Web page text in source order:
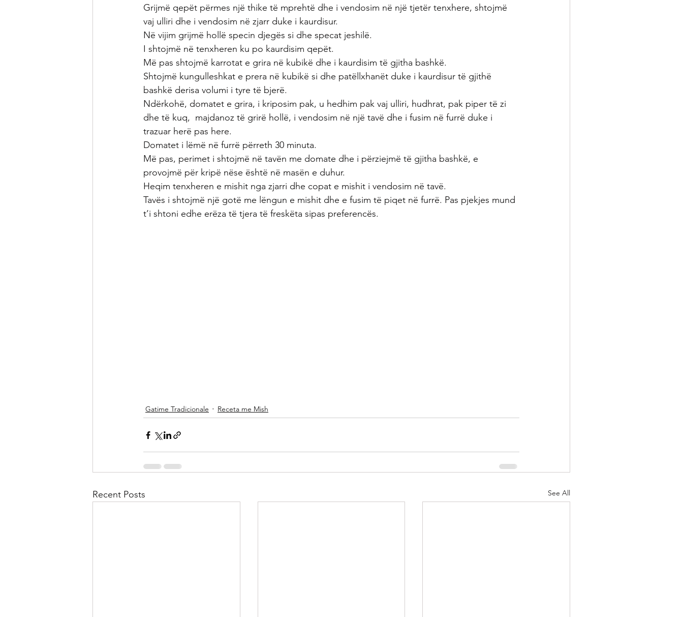
Grijmë qepët përmes një thike të mprehtë dhe i vendosim në një tjetër tenxhere, shtojmë
vaj ulliri dhe i vendosim në zjarr duke i kaurdisur.
Në vijim grijmë hollë specin djegës si dhe specat jeshilë.
I shtojmë në tenxheren ku po kaurdisim qepët.
Më pas shtojmë karrotat e grira në kubikë dhe i kaurdisim të gjitha bashkë.
Shtojmë kungulleshkat e prera në kubikë si dhe patëllxhanët duke i kaurdisur të gjithë
bashkë derisa volumi i tyre të bjerë.
Ndërkohë, domatet e grira, i kriposim pak, u hedhim pak vaj ulliri, hudhrat, pak piper të zi
dhe të kuq,  majdanoz të grirë hollë, i vendosim në një tavë dhe i fusim në furrë duke i
trazuar herë pas here.
Domatet i lëmë në furrë përreth 30 minuta.
Më pas, perimet i shtojmë në tavën me domate dhe i përziejmë të gjitha bashkë, e
provojmë për kripë nëse është në masën e duhur.
Heqim tenxheren e mishit nga zjarri dhe copat e mishit i vendosim në tavë.
Tavës i shtojmë një gotë me lëngun e mishit dhe e fusim të piqet në furrë. Pas pjekjes mund
t’i shtoni edhe erëza të tjera të freskëta sipas preferencës.
Gatime Tradicionale Receta me Mish
Recent Posts See All